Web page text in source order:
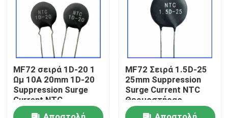
Σπίτι
MF72 σειρά 1D-20 1
Ωμ 10A 20mm 1D-20
Suppression Surge
Current NTC
Θερμοστήρας
MF72 Σειρά 1.5D-25
25mm Suppression
Surge Current NTC
Θερμοστήρας
κατάλληλος για την